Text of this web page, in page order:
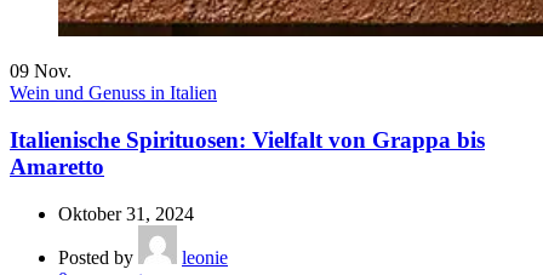
09 Nov.
Wein und Genuss in Italien
Italienische Spirituosen: Vielfalt von Grappa bis
Amaretto
Oktober 31, 2024
Posted by
leonie